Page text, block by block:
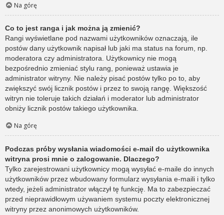
Na górę
Co to jest ranga i jak można ją zmienić?
Rangi wyświetlane pod nazwami użytkowników oznaczają, ile
postów dany użytkownik napisał lub jaki ma status na forum, np.
moderatora czy administratora. Użytkownicy nie mogą
bezpośrednio zmieniać stylu rang, ponieważ ustawia je
administrator witryny. Nie należy pisać postów tylko po to, aby
zwiększyć swój licznik postów i przez to swoją rangę. Większość
witryn nie toleruje takich działań i moderator lub administrator
obniży licznik postów takiego użytkownika.
Na górę
Podczas próby wysłania wiadomości e-mail do użytkownika
witryna prosi mnie o zalogowanie. Dlaczego?
Tylko zarejestrowani użytkownicy mogą wysyłać e-maile do innych
użytkowników przez wbudowany formularz wysyłania e-maili i tylko
wtedy, jeżeli administrator włączył tę funkcję. Ma to zabezpieczać
przed nieprawidłowym używaniem systemu poczty elektronicznej
witryny przez anonimowych użytkowników.